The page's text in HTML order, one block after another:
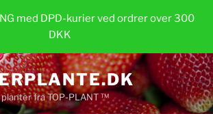
med DPD-kurier ved ordrer over 300
DKK
fra TOP-PLANT ™